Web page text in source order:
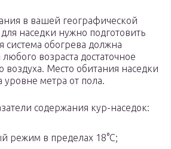
в вашей географической
наседки нужно подготовить
система обогрева должна
возраста достаточное
воздуха. Место обитания наседки
уровне метра от пола.
содержания кур-наседок:
режим в пределах 18°С;